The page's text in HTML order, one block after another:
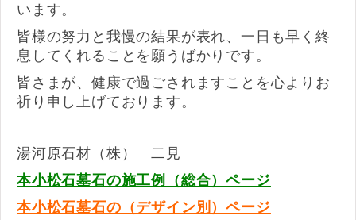
います。
皆様の努力と我慢の結果が表れ、一日も早く終
息してくれることを願うばかりです。
皆さまが、健康で過ごされますことを心よりお
祈り申し上げております。
湯河原石材（株） 二見
本小松石墓石の施工例（総合）ページ
本小松石墓石の（デザイン別）ページ